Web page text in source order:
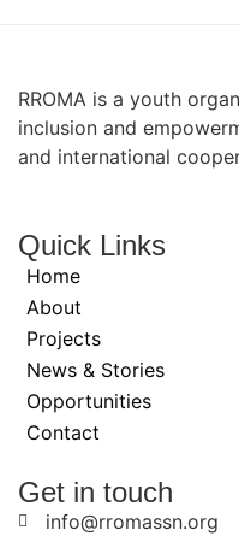
RROMA is a youth
inclusion and
and international
Quick Links
Home
About
Projects
News & Stories
Opportunities
Contact
Get in touch
info@rromassn.org